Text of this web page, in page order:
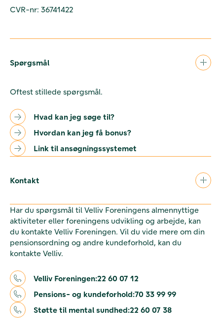
CVR-nr: 36741422
Spørgsmål
Oftest stillede spørgsmål.
Hvad kan jeg søge til?
Hvordan kan jeg få bonus?
Link til ansøgningssystemet
Kontakt
Har du spørgsmål til Velliv Foreningens almennyttige
aktiviteter eller foreningens udvikling og arbejde, kan
du kontakte Velliv Foreningen. Vil du vide mere om din
pensionsordning og andre kundeforhold, kan du
kontakte Velliv.
Velliv Foreningen:22 60 07 12
Pensions- og kundeforhold:70 33 99 99
Støtte til mental sundhed:22 60 07 38